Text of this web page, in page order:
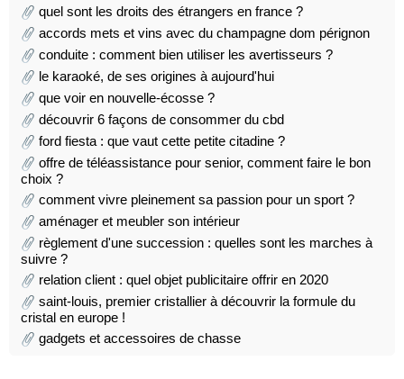
quel sont les droits des étrangers en france ?
accords mets et vins avec du champagne dom pérignon
conduite : comment bien utiliser les avertisseurs ?
le karaoké, de ses origines à aujourd'hui
que voir en nouvelle-écosse ?
découvrir 6 façons de consommer du cbd
ford fiesta : que vaut cette petite citadine ?
offre de téléassistance pour senior, comment faire le bon
choix ?
comment vivre pleinement sa passion pour un sport ?
aménager et meubler son intérieur
règlement d'une succession : quelles sont les marches à
suivre ?
relation client : quel objet publicitaire offrir en 2020
saint-louis, premier cristallier à découvrir la formule du
cristal en europe !
gadgets et accessoires de chasse